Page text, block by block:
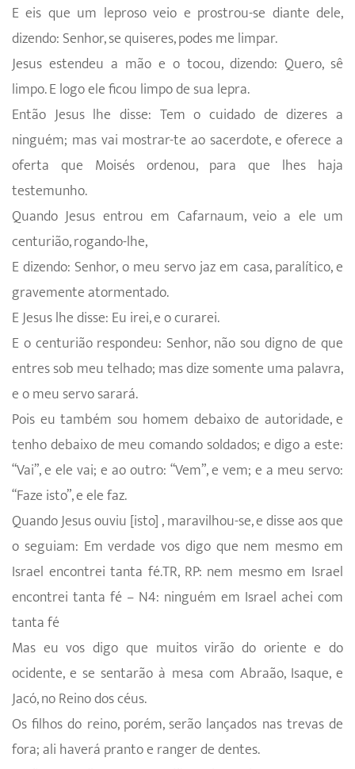
E eis que um leproso veio e prostrou-se diante dele,
dizendo: Senhor, se quiseres, podes me limpar.
Jesus estendeu a mão e o tocou, dizendo: Quero, sê
limpo. E logo ele ficou limpo de sua lepra.
Então Jesus lhe disse: Tem o cuidado de dizeres a
ninguém; mas vai mostrar-te ao sacerdote, e oferece a
oferta que Moisés ordenou, para que lhes haja
testemunho.
Quando Jesus entrou em Cafarnaum, veio a ele um
centurião, rogando-lhe,
E dizendo: Senhor, o meu servo jaz em casa, paralítico, e
gravemente atormentado.
E Jesus lhe disse: Eu irei, e o curarei.
E o centurião respondeu: Senhor, não sou digno de que
entres sob meu telhado; mas dize somente uma palavra,
e o meu servo sarará.
Pois eu também sou homem debaixo de autoridade, e
tenho debaixo de meu comando soldados; e digo a este:
“Vai”, e ele vai; e ao outro: “Vem”, e vem; e a meu servo:
“Faze isto”, e ele faz.
Quando Jesus ouviu [isto] , maravilhou-se, e disse aos que
o seguiam: Em verdade vos digo que nem mesmo em
Israel encontrei tanta fé.TR, RP: nem mesmo em Israel
encontrei tanta fé – N4: ninguém em Israel achei com
tanta fé
Mas eu vos digo que muitos virão do oriente e do
ocidente, e se sentarão à mesa com Abraão, Isaque, e
Jacó, no Reino dos céus.
Os filhos do reino, porém, serão lançados nas trevas de
fora; ali haverá pranto e ranger de dentes.